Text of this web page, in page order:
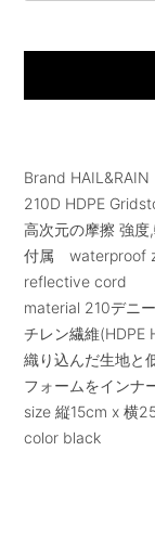
Brand HAIL&RAIN
210D HDPE
高次元の摩擦 強度
付属 waterproof
reflective cord
material 210デニ
チレン繊維(HDPE
織り込んだ生地と
フォームをインナ
size 縦15cm x 横
color black